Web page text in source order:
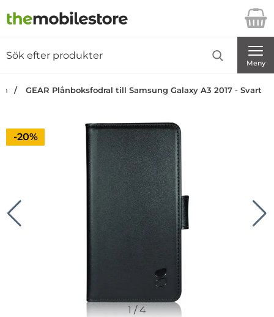
Startsidan för Danira Telecom AB
Meny
GEAR Plånboksfodral till Samsung Galaxy A3 2017 - Svart
Priset är nedsatt med
-20%
1/4